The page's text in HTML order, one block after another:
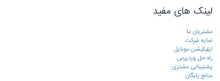
لینک های مفید
مشتریان ما
نمایه شرکت
اپلیکیشن موبایل
راه حل وردپرس
پشتیبانی مشتری
منابع رایگان